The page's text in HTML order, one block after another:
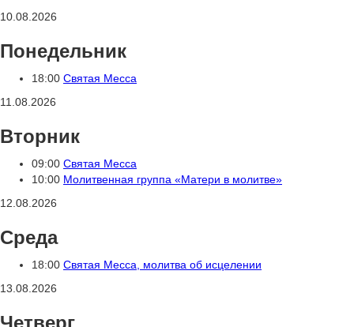
10.08.2026
Понедельник
18:00 Святая Месса
11.08.2026
Вторник
09:00 Святая Месса
10:00 Молитвенная группа «Матери в молитве»
12.08.2026
Среда
18:00 Святая Месса, молитва об исцелении
13.08.2026
Четверг